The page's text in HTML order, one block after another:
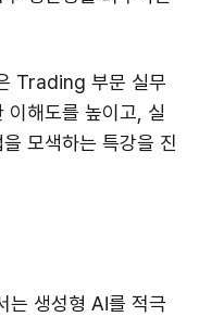
Trading 부문 실무
이해도를 높이고, 실
모색하는 특강을 진
생성형 AI를 적극